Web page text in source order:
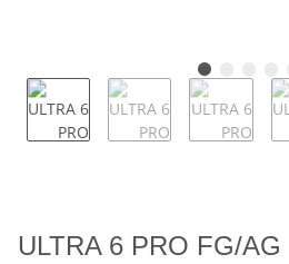
ULTRA 6 PRO FG/AG